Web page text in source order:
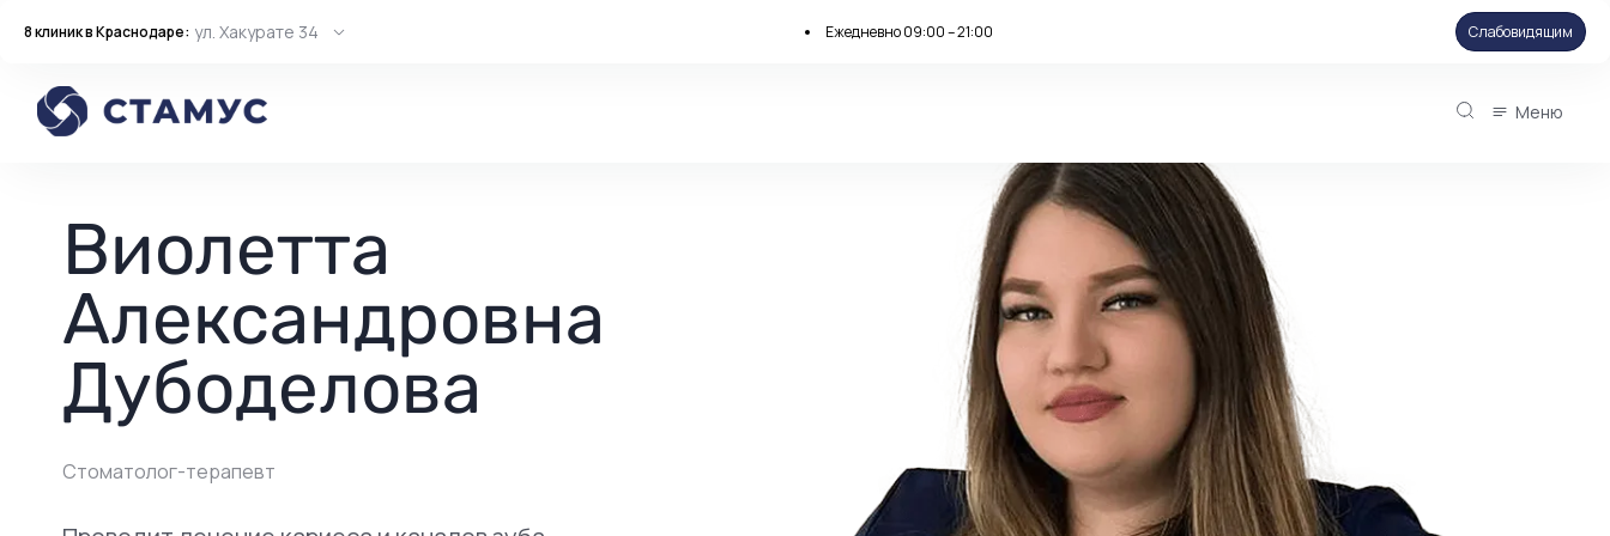
8 клиник в Краснодаре: ул. Хакурате 34 Ежедневно 09:00 – 21:00 Слабовидящим
Меню
Виолетта
Александровна
Дубоделова
Стоматолог-терапевт